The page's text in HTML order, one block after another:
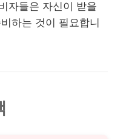
자들은 자신이 받을
하는 것이 필요합니